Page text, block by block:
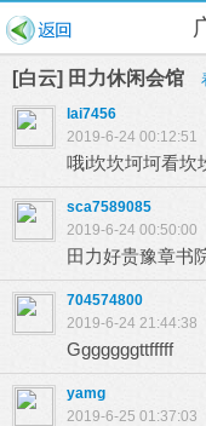
[白云] 田力休闲会馆
lai7456
2019-6-24 00:12:51
哦i坎坎坷坷看坎
sca7589085
2019-6-24 00:50:00
田力好贵豫章书
704574800
2019-6-24 21:44:38
Gggggggttfffff
yamg
2019-6-25 01:37:03